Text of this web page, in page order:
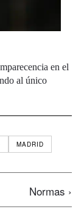
en el
al único
MADRID
Normas ›